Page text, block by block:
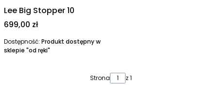
Lee Big Stopper 10
Cena
699,00 zł
Dostępność: Produkt dostępny w
sklepie "od ręki"
Strona z 1